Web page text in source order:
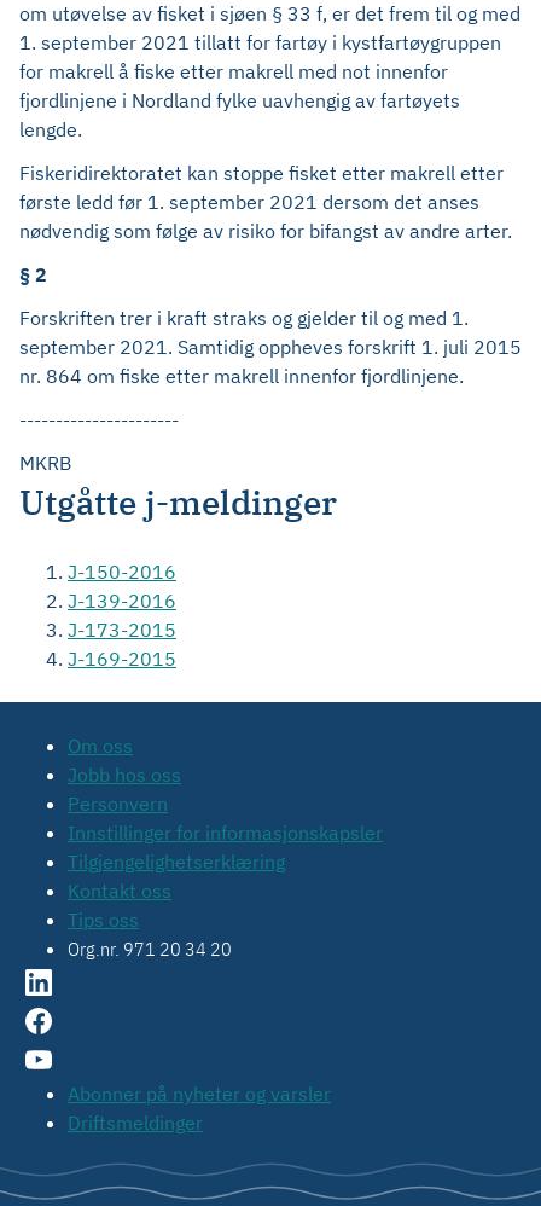
om utøvelse av fisket i sjøen § 33 f, er det frem til og med
1. september 2021 tillatt for fartøy i kystfartøygruppen
for makrell å fiske etter makrell med not innenfor
fjordlinjene i Nordland fylke uavhengig av fartøyets
lengde.
Fiskeridirektoratet kan stoppe fisket etter makrell etter
første ledd før 1. september 2021 dersom det anses
nødvendig som følge av risiko for bifangst av andre arter.
§ 2
Forskriften trer i kraft straks og gjelder til og med 1.
september 2021. Samtidig oppheves forskrift 1. juli 2015
nr. 864 om fiske etter makrell innenfor fjordlinjene.
----------------------
MKRB
Utgåtte j-meldinger
J-150-2016
J-139-2016
J-173-2015
J-169-2015
Om oss
Jobb hos oss
Personvern
Innstillinger for informasjonskapsler
Tilgjengelighetserklæring
Kontakt oss
Tips oss
Org.nr. 971 20 34 20
Abonner på nyheter og varsler
Driftsmeldinger